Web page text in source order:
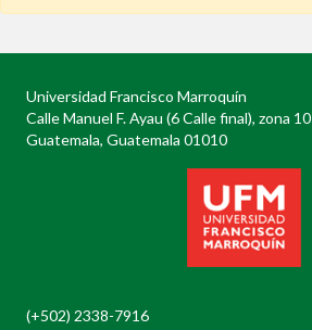
Universidad Francisco Marroquín
Calle Manuel F. Ayau (6 Calle final), zona 10
Guatemala, Guatemala 01010
(+502) 2338-7916